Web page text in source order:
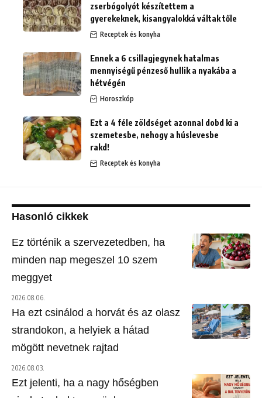
zserbógolyót készítettem a
gyerekeknek, kisangyalokká váltak tőle
Receptek és konyha
Ennek a 6 csillagjegynek hatalmas
mennyiségű pénzeső hullik a nyakába a
hétvégén
Horoszkóp
Ezt a 4 féle zöldséget azonnal dobd ki a
szemetesbe, nehogy a húslevesbe
rakd!
Receptek és konyha
Hasonló cikkek
Ez történik a szervezetedben, ha
minden nap megeszel 10 szem
meggyet
2026.08.06.
Ha ezt csinálod a horvát és az olasz
strandokon, a helyiek a hátad
mögött nevetnek rajtad
2026.08.03.
Ezt jelenti, ha a nagy hőségben